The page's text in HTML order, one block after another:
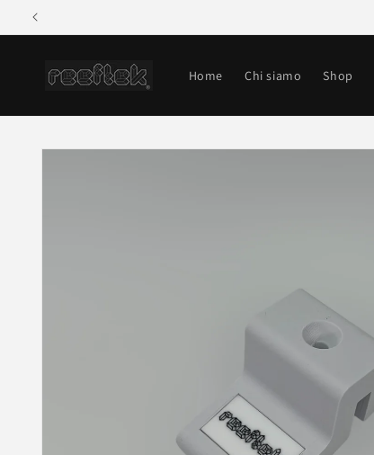
direttamente
ai contenuti
Home Chi siamo Shop
Passa alle